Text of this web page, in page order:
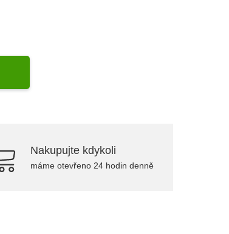
Nakupujte kdykoli
máme otevřeno 24 hodin denně